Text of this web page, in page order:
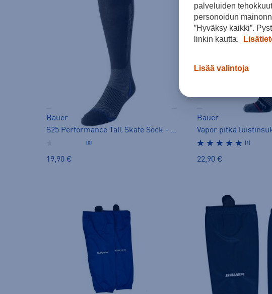
Bauer
S25 Performance Tall Skate Sock - pitkät sukat
(0)
19,90 €
Bauer
(1)
22,90 €
palveluiden
personoidun
”Hyväksy kaikki”.
linkin kautta.
Lisää valintoja